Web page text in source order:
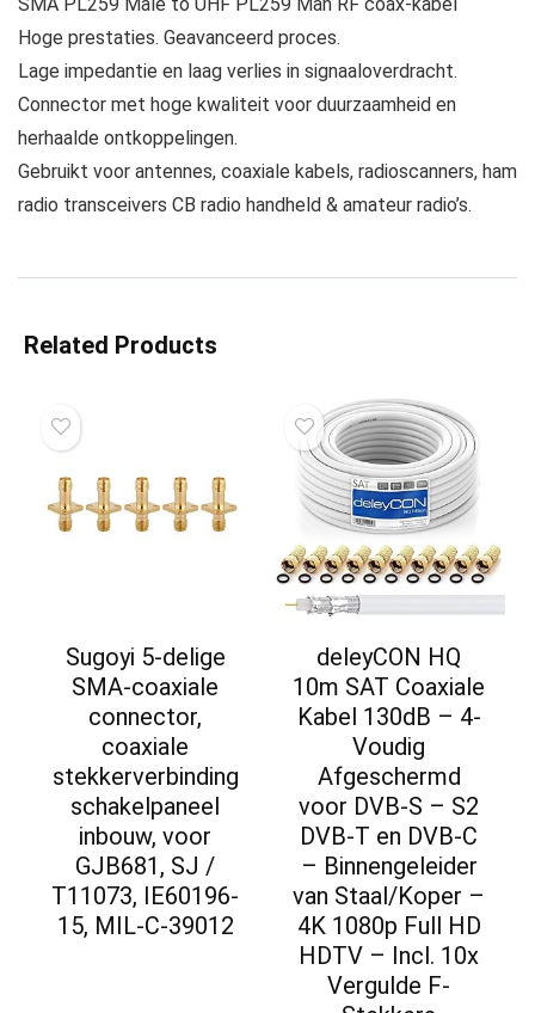
Hoge prestaties. Geavanceerd proces.
Lage impedantie en laag verlies in signaaloverdracht.
Connector met hoge kwaliteit voor duurzaamheid en
herhaalde ontkoppelingen.
Gebruikt voor antennes, coaxiale kabels, radioscanners, ham
radio transceivers CB radio handheld & amateur radio’s.
Related Products
Sugoyi 5-delige
SMA-coaxiale
connector,
coaxiale
stekkerverbinding
schakelpaneel
inbouw, voor
GJB681, SJ /
T11073, IE60196-
15, MIL-C-39012
deleyCON HQ
10m SAT Coaxiale
Kabel 130dB – 4-
Voudig
Afgeschermd
voor DVB-S – S2
DVB-T en DVB-C
– Binnengeleider
van Staal/Koper –
4K 1080p Full HD
HDTV – Incl. 10x
Vergulde F-